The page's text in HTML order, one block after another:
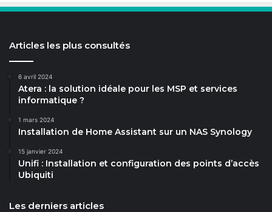
Articles les plus consultés
6 avril 2024
Atera : la solution idéale pour les MSP et services
informatique ?
1 mars 2024
Installation de Home Assistant sur un NAS Synology
15 janvier 2024
Unifi : Installation et configuration des points d’accès
Ubiquiti
Les derniers articles